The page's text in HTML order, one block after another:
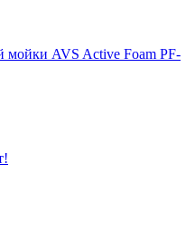
мойки AVS Active Foam PF-